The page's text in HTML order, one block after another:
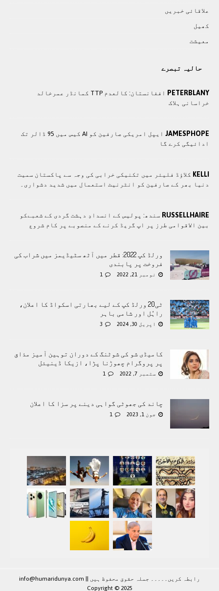
علاقائی خبريں
کھيل
معيشت
حالیہ تبصرے
PETERBLANY
افغانستان: کالعدم TTP کمانڈر عمرخالد
خراسانی ہلاک
JAMESPHOPE
ایپل امریکی صارفین کو AI کیس میں 95 ڈالر تک
ادائیگی کرے گا
KELLI کلاؤڈ فلیئر میں تکنیکی خرابی کی وجہ سے پاکستان سمیت
دنیا بھر کے صارفین کو انٹرنیٹ استعمال میں شدید دشواری۔
RUSSELLHAIRE سندھ: پوليس کے انسدادِ دہشت گردی کے شعبےکو
بین الاقوامی طرز پر اپ گریڈ کرنے کے منصوبے پر کام شروع
ورلڈ کپ 2022: قطر میں آٹھ سٹیڈیمز میں شراب کی
فروخت پر پابندی
نومبر 21, 2022 1
ٹی20 ورلڈ کپ کے لیے بھارتی اسکواڈ کا اعلان،
راہُل اور شامی باہر
اپریل 30, 2024 3
کامیڈی شو کی شوٹنگ کے دوران توہین آمیز مذاق
پر پروگرام چھوڑنا پڑا، ازیکا ڈینیئل
ستمبر 7, 2022 1
چاند کی جھوٹی گواہی دینے پر سزا کا اعلان
جون 1, 2023 1
رابطہ کريں۔۔۔۔۔ جملہ حقوق محفوظ ہيں | info@humaridunya.com
Copyright © 2025